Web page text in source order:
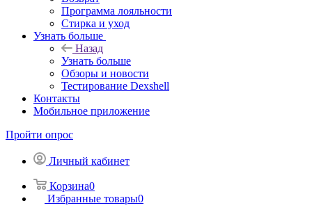
Программа лояльности
Стирка и уход
Узнать больше
Назад
Узнать больше
Обзоры и новости
Тестирование Dexshell
Контакты
Мобильное приложение
Пройти опрос
Личный кабинет
Корзина0
Избранные товары0